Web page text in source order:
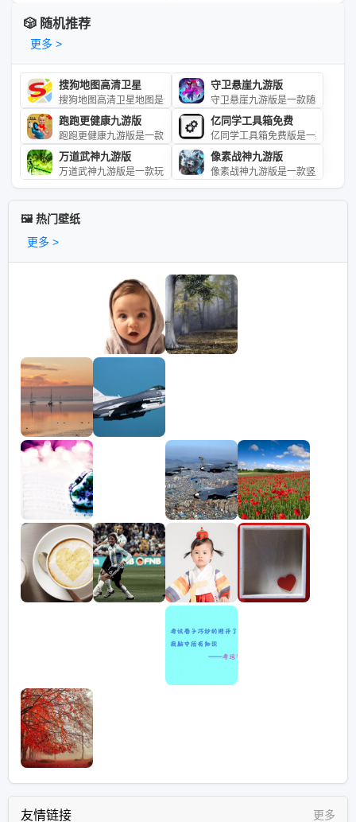
🎲 随机推荐
更多 >
搜狗地图高清卫星
搜狗地图高清卫星地图是一款功能全面的手机地图导航软
守卫悬崖九游版
守卫悬崖九游版是一款随机合成
跑跑更健康九游版
跑跑更健康九游版是一款专为小朋友设计的趣味跑步游戏
亿同学工具箱免费
亿同学工具箱免费版是一款多功
万道武神九游版
万道武神九游版是一款玩法新颖的复古传奇类游戏。它的
像素战神九游版
像素战神九游版是一款竖屏放置
🖼️ 热门壁纸
更多 >
友情链接 更多